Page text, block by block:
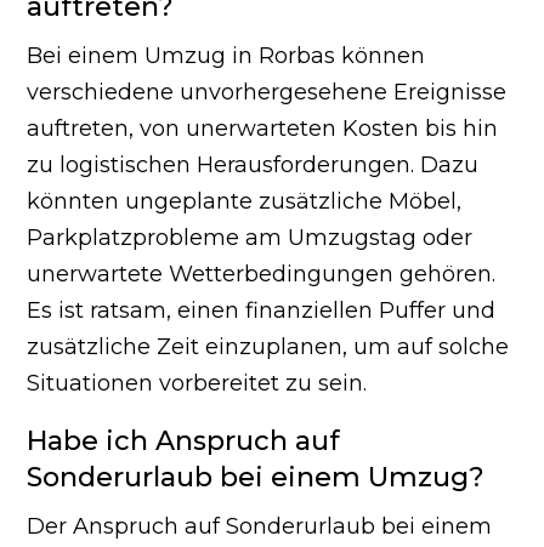
Bei einem Umzug in Rorbas können
verschiedene unvorhergesehene Ereignisse
auftreten, von unerwarteten Kosten bis hin
zu logistischen Herausforderungen. Dazu
könnten ungeplante zusätzliche Möbel,
Parkplatzprobleme am Umzugstag oder
unerwartete Wetterbedingungen gehören.
Es ist ratsam, einen finanziellen Puffer und
zusätzliche Zeit einzuplanen, um auf solche
Situationen vorbereitet zu sein.
Habe ich Anspruch auf
Sonderurlaub bei einem Umzug?
Der Anspruch auf Sonderurlaub bei einem